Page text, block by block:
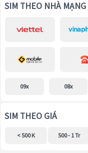
SIM THEO NHÀ MẠNG
09x 08x
SIM THEO GIÁ
< 500 K 500 - 1 Tr